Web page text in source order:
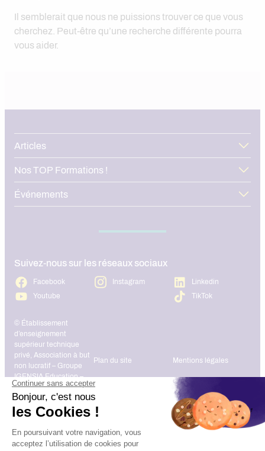
Il semblerait que nous ne puissions trouver ce que vous
cherchez. Peut-être qu’une recherche différente pourra
vous aider.
Articles
Nos TOP Formations !
Événements
Suivez-nous sur les réseaux sociaux
Facebook Instagram
Linkedin
Youtube
TikTok
© Établissement
d’enseignement
supérieur technique
privé, Association à but
non lucratif – Groupe
IGENSIA Education –
Mise à jour site :
Janvier 2026
Plan du site Mentions légales
Charte des données
Contact